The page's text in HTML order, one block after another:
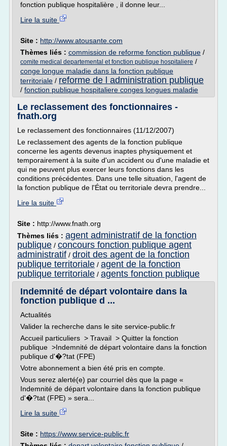
fonction publique hospitalière , il donne leur...
Lire la suite
Site : http://www.atousante.com
Thèmes liés : commission de reforme fonction publique /
comite medical departemental et fonction publique hospitaliere /
conge longue maladie dans la fonction publique
territoriale / reforme de l administration publique
/ fonction publique hospitaliere conges longues maladie
Le reclassement des fonctionnaires -
fnath.org
Le reclassement des fonctionnaires (11/12/2007)
Le reclassement des agents de la fonction publique
concerne les agents devenus inaptes physiquement et
temporairement à la suite d'un accident ou d'une maladie et
qui ne peuvent plus exercer leurs fonctions dans les
conditions précédentes. Dans une telle situation, l'agent de
la fonction publique de l'État ou territoriale devra prendre...
Lire la suite
Site : http://www.fnath.org
Thèmes liés : agent administratif de la fonction
publique / concours fonction publique agent
administratif / droit des agent de la fonction
publique territoriale / agent de la fonction
publique territoriale / agents fonction publique
Indemnité de départ volontaire dans la
fonction publique d ...
Actualités
Valider la recherche dans le site service-public.fr
Accueil particuliers > Travail > Quitter la fonction
publique >Indemnité de départ volontaire dans la fonction
publique d'�?tat (FPE)
Votre abonnement a bien été pris en compte.
Vous serez alerté(e) par courriel dès que la page «
Indemnité de départ volontaire dans la fonction publique
d'�?tat (FPE) » sera...
Lire la suite
Site : https://www.service-public.fr